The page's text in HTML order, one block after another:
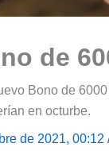
de
Bono de
en octurbe.
de 2021, 00:12